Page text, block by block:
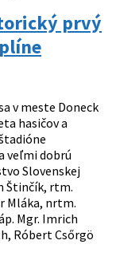
prvý
v meste Doneck
hasičov a
veľmi dobrú
Slovenskej
Štinčík, rtm.
Mláka, nrtm.
Mgr. Imrich
Róbert Csőrgö